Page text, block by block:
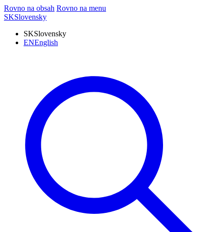
Rovno na obsah Rovno na menu
SKSlovensky
SKSlovensky
ENEnglish